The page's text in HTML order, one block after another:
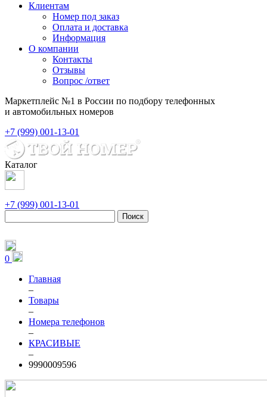
Клиентам
Номер под заказ
Оплата и доставка
Информация
О компании
Контакты
Отзывы
Вопрос /ответ
Маркетплейс №1 в России по подбору телефонных
и автомобильных номеров
+7 (999) 001-13-01
Каталог
+7 (999) 001-13-01
Поиск
0
Главная
–
Товары
–
Номера телефонов
–
КРАСИВЫЕ
–
9990009596